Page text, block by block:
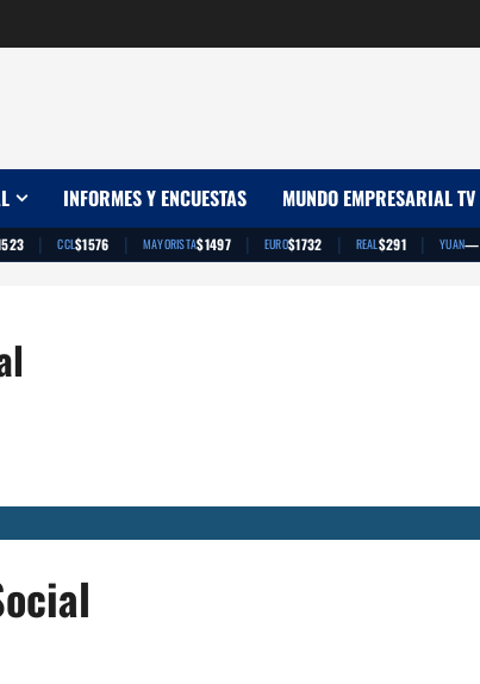
INFORMES Y ENCUESTAS MUNDO EMPRESARIAL TV
| CCL$1576 | MAYORISTA$1497 | EURO$1732 | REAL$291 | YUAN—